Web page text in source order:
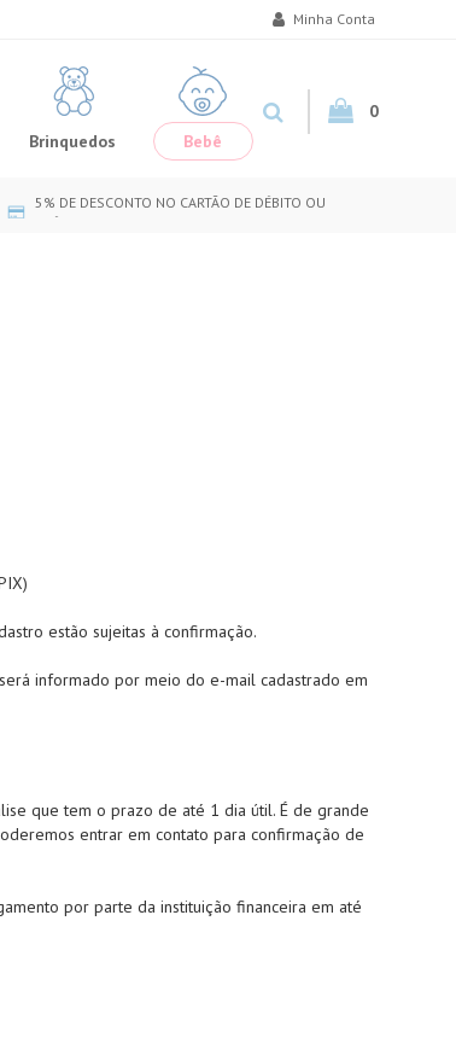
Minha Conta
Brinquedos Bebê
0
5% DE DESCONTO NO CARTÃO DE DÉBITO OU
CRÉDITO
estão sujeitas à confirmação.
informado por meio do e-mail cadastrado em
que tem o prazo de até 1 dia útil. É de grande
entrar em contato para confirmação de
por parte da instituição financeira em até